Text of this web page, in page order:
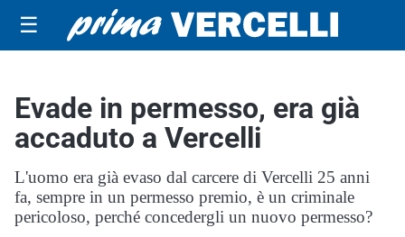
☰
Evade in permesso, era già
accaduto a Vercelli
L'uomo era già evaso dal carcere di Vercelli 25 anni
fa, sempre in un permesso premio, è un criminale
pericoloso, perché concedergli un nuovo permesso?